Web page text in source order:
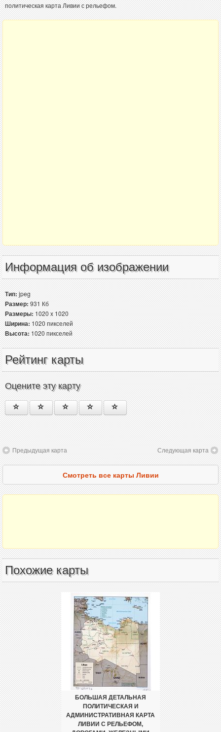
политическая карта Ливии с рельефом.
Информация об изображении
Тип:jpeg
Размер:931 Кб
Размеры:1020 x 1020
Ширина:1020 пикселей
Высота:1020 пикселей
Рейтинг карты
Оцените эту карту
Предыдущая карта Следующая карта
Смотреть все карты Ливии
Похожие карты
БОЛЬШАЯ ДЕТАЛЬНАЯ
ПОЛИТИЧЕСКАЯ И
АДМИНИСТРАТИВНАЯ КАРТА
ЛИВИИ С РЕЛЬЕФОМ,